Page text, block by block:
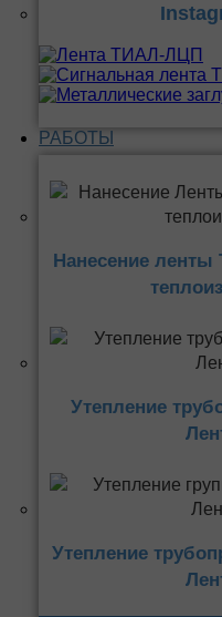
РАБОТЫ
Нанесение
Утепление
Утепление